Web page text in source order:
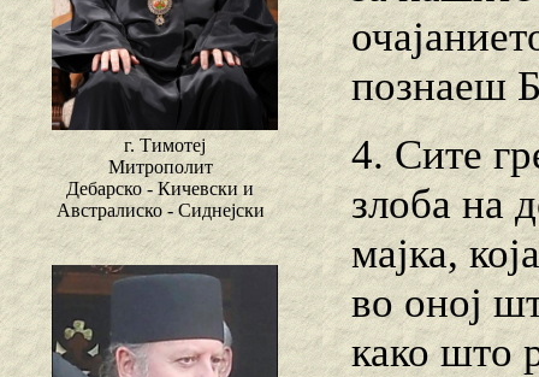
г. Тимотеј
Митрополит
Дебарско - Кичевски и
Австралиско - Сиднејски
познаеш
4. Сите
злоба на
мајка,
во оној
како што